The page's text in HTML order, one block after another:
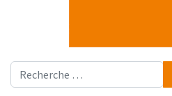
Rechercher